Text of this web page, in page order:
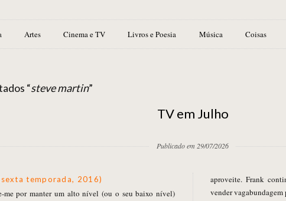
Artes Cinema e TV Livros e Poesia Música Coisas
“steve martin”
TV em Julho
Publicado em 29/07/2026
temporada, 2016)
me por manter um alto nível (ou o seu baixo nível)
aproveite. Frank
vender